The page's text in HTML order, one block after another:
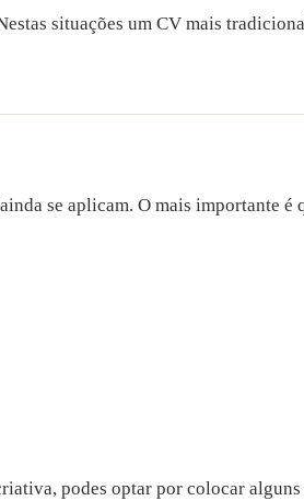
situações um CV mais
ainda se aplicam. O mais importante é
podes optar por colocar